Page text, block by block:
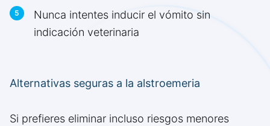
Nunca intentes inducir el vómito sin
indicación veterinaria
Alternativas seguras a la alstroemeria
Si prefieres eliminar incluso riesgos menores